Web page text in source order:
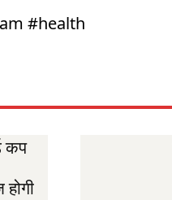
#health
कप